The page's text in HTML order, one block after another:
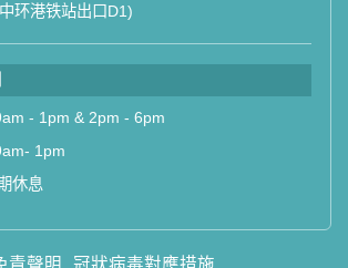
环港铁站出口D1)
- 1pm & 2pm - 6pm
1pm
休息